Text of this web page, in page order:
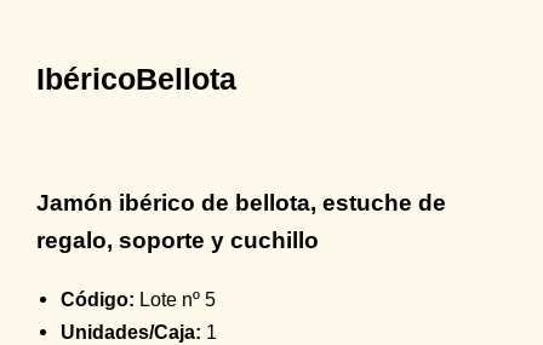
IbéricoBellota
Jamón ibérico de bellota, estuche de
regalo, soporte y cuchillo
Código: Lote nº 5
Unidades/Caja: 1